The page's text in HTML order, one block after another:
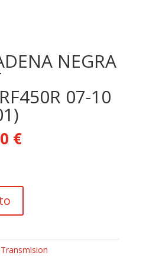
NEGRA
07-10
€
Transmision